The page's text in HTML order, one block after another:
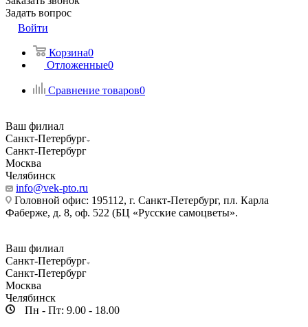
Задать вопрос
Войти
Корзина0
Отложенные0
Сравнение товаров0
Ваш филиал
Санкт-Петербург
Санкт-Петербург
Москва
Челябинск
info@vek-pto.ru
Головной офис: 195112, г. Санкт-Петербург, пл. Карла
Фаберже, д. 8, оф. 522 (БЦ «Русские самоцветы».
Ваш филиал
Санкт-Петербург
Санкт-Петербург
Москва
Челябинск
Пн - Пт: 9.00 - 18.00